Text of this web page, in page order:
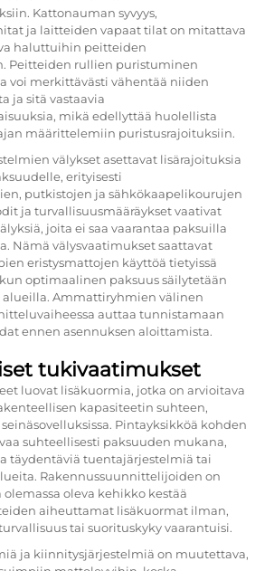
Kattonauman syvyys,
ja laitteiden vapaat tilat on mitattava
haluttuihin peitteiden
Peitteiden rullien puristuminen
voi merkittävästi vähentää niiden
ja sitä vastaavia
mikä edellyttää huolellista
määrittelemiin puristusrajoituksiin.
välykset asettavat lisärajoituksia
erityisesti
putkistojen ja sähkökaapelikourujen
ja turvallisuusmääräykset vaativat
joita ei saa vaarantaa paksuilla
Nämä välysvaatimukset saattavat
eristysmattojen käyttöä tietyissä
optimaalinen paksuus säilytetään
Ammattiryhmien välinen
auttaa tunnistamaan
ennen asennuksen aloittamista.
tukivaatimukset
luovat lisäkuormia, jotka on arvioitava
kapasiteetin suhteen,
Pintayksikköä kohden
suhteellisesti paksuuden mukana,
täydentäviä tuentajärjestelmiä tai
Rakennussuunnittelijoiden on
oleva kehikko kestää
aiheuttamat lisäkuormat ilman,
tai suorituskyky vaarantuisi.
ja kiinnitysjärjestelmiä on muutettava,